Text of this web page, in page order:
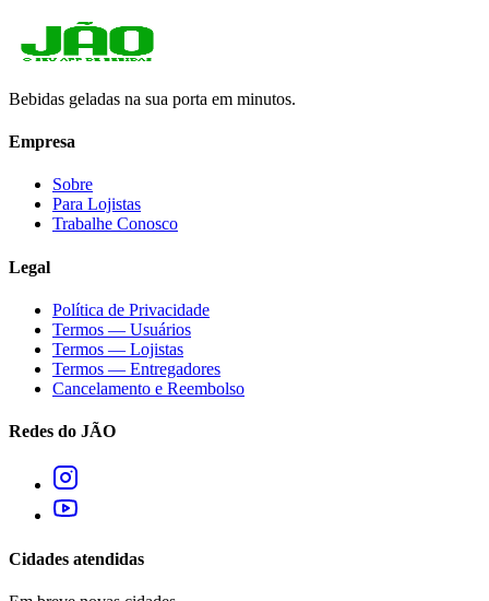
Bebidas geladas na sua porta em minutos.
Empresa
Sobre
Para Lojistas
Trabalhe Conosco
Legal
Política de Privacidade
Termos — Usuários
Termos — Lojistas
Termos — Entregadores
Cancelamento e Reembolso
Redes do JÃO
Cidades atendidas